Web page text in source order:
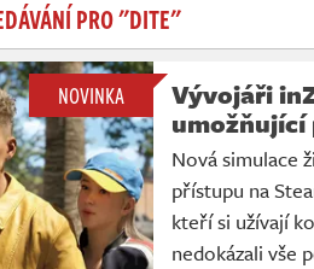
PRO "DITE"
NOVINKA
Vývojáři
Nová simulace
přístupu na
kteří si užívají
nedokázali vše